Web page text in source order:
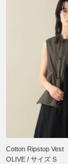
Cotton Ripstop Vest
OLIVE / サイズ S